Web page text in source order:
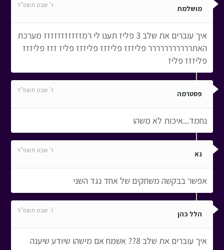
מושלמת ז' שבט תשפ"ד
איך עוברים את שלב 3 פליז תענו לי רמזזזזזזזזזזז מערכת
האתררררררררררר פליזזז פליזזז פליזזז פליז זזז פליזזז
פליזזז פליז
פסטרמה ז' שבט תשפ"ד
נחמד...איכות לא משהו
נא ז' שבט תשפ"ד
אפשר בבקשה משחקים של אחד נגד השני
הלל כהן ז' שבט תשפ"ד
איך עוברים את שלב 8?? אשמח אם מישהו שיודע שיענה